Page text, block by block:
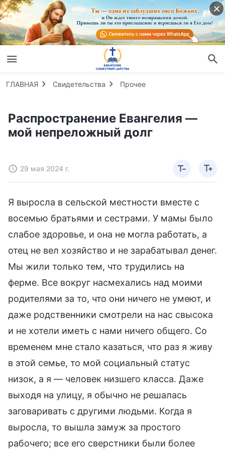
ГЛАВНАЯ Свидетельства Прочее
Распространение Евангелия —
мой непреложный долг
29 мая 2024 г.
Я выросла в сельской местности вместе с
восемью братьями и сестрами. У мамы было
слабое здоровье, и она не могла работать, а
отец не вел хозяйство и не зарабатывал денег.
Мы жили только тем, что трудились на
ферме. Все вокруг насмехались над моими
родителями за то, что они ничего не умеют, и
даже родственники смотрели на нас свысока
и не хотели иметь с нами ничего общего. Со
временем мне стало казаться, что раз я живу
в этой семье, то мой социальный статус
низок, а я — человек низшего класса. Даже
выходя на улицу, я обычно не решалась
заговаривать с другими людьми. Когда я
выросла, то вышла замуж за простого
рабочего; все его сверстники были более